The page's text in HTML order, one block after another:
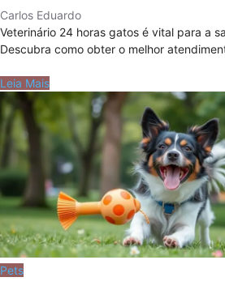
Carlos Eduardo
Veterinário 24 horas gatos é vital para a
Descubra como obter o melhor
Leia Mais
Pets